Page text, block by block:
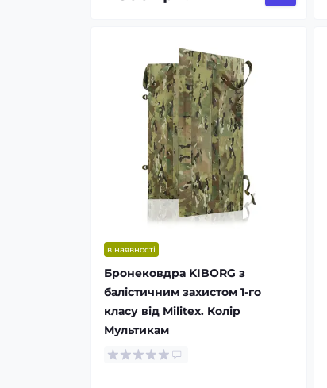
в наявності
Бронековдра KIBORG з
балістичним захистом 1-го
класу від Militex. Колір
Мультикам